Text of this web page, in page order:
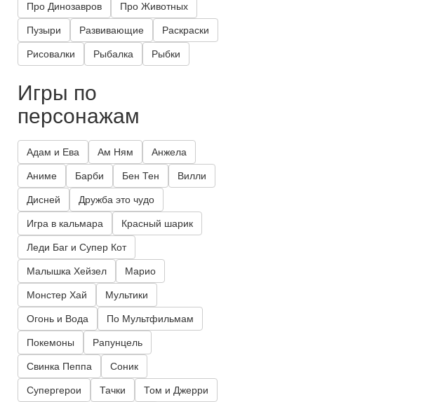
Про Динозавров Про Животных
Пузыри Развивающие Раскраски
Рисовалки Рыбалка Рыбки
Игры по
персонажам
Адам и Ева Ам Ням Анжела
Аниме Барби Бен Тен Вилли
Дисней Дружба это чудо
Игра в кальмара Красный шарик
Леди Баг и Супер Кот
Малышка Хейзел Марио
Монстер Хай Мультики
Огонь и Вода По Мультфильмам
Покемоны Рапунцель
Свинка Пеппа Соник
Супергерои Тачки Том и Джерри